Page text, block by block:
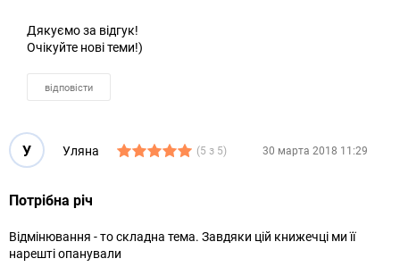
Дякуємо за відгук!
Очікуйте нові теми!)
відповісти
У Уляна (5 з 5) 30 марта 2018 11:29
Потрібна річ
Відмінювання - то складна тема. Завдяки цій книжечці ми її
нарешті опанували